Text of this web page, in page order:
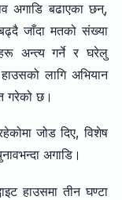
अगाडि बढाएका छन्,
जाँदा मतको संख्या
अन्त्य गर्ने र घरेलु
हाउसको लागि अभियान
गरेको छ।
जोड दिए, विशेष
अगाडि।
हाउसमा तीन घण्टा